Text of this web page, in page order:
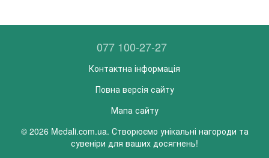
077 100-27-27
Контактна інформація
Повна версія сайту
Мапа сайту
© 2026 Medali.com.ua. Створюємо унікальні нагороди та
сувеніри для ваших досягнень!